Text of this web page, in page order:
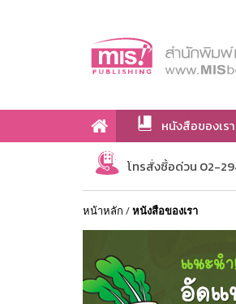
หนังสือของเรา
เกี่ยวกับเรา
โทรสั่งซื้อด่วน 02-
หน้าหลัก /หนังสือของเรา